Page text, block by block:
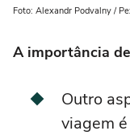
Foto: Alexandr Podvalny /
A importância
Outro
viagem